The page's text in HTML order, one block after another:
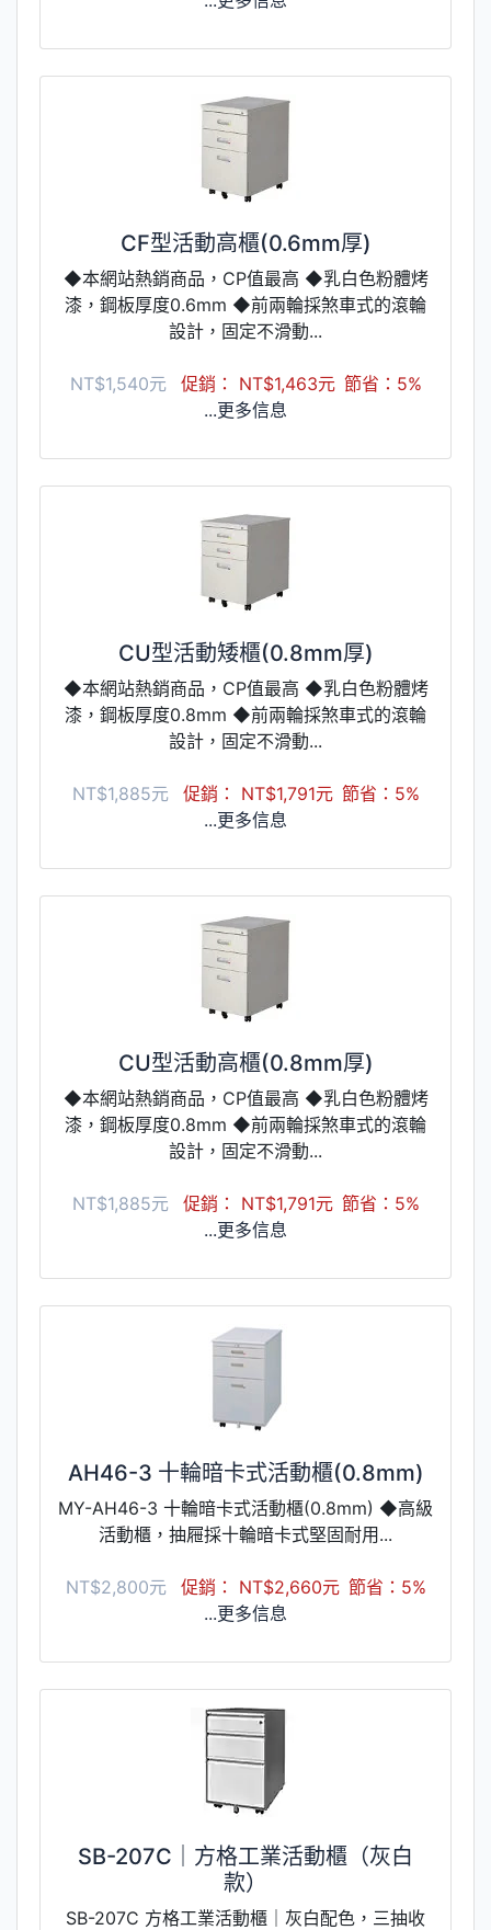
CF型活動高櫃(0.6mm厚)
◆本網站熱銷商品，CP值最高 ◆乳白色粉體烤
漆，鋼板厚度0.6mm ◆前兩輪採煞車式的滾輪
設計，固定不滑動...
NT$1,540元 促銷： NT$1,463元 節省：5%
...更多信息
CU型活動矮櫃(0.8mm厚)
◆本網站熱銷商品，CP值最高 ◆乳白色粉體烤
漆，鋼板厚度0.8mm ◆前兩輪採煞車式的滾輪
設計，固定不滑動...
NT$1,885元 促銷： NT$1,791元 節省：5%
...更多信息
CU型活動高櫃(0.8mm厚)
◆本網站熱銷商品，CP值最高 ◆乳白色粉體烤
漆，鋼板厚度0.8mm ◆前兩輪採煞車式的滾輪
設計，固定不滑動...
NT$1,885元 促銷： NT$1,791元 節省：5%
...更多信息
AH46-3 十輪暗卡式活動櫃(0.8mm)
MY-AH46-3 十輪暗卡式活動櫃(0.8mm) ◆高級
活動櫃，抽屜採十輪暗卡式堅固耐用...
NT$2,800元 促銷： NT$2,660元 節省：5%
...更多信息
SB-207C｜方格工業活動櫃（灰白
款）
SB-207C 方格工業活動櫃｜灰白配色，三抽收